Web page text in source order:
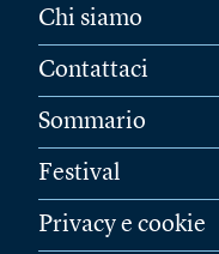
Chi siamo
Contattaci
Sommario
Festival
Privacy e cookie